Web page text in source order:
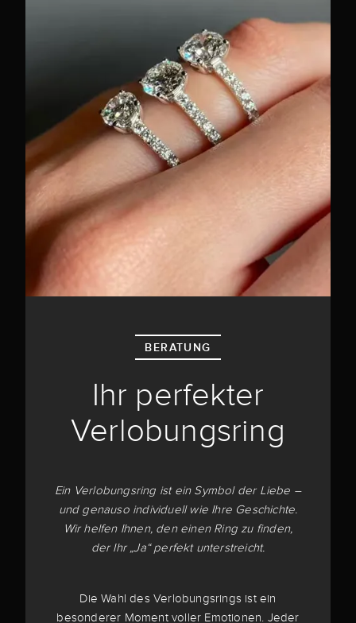
BERATUNG
Ihr perfekter
Verlobungsring
Ein Verlobungsring ist ein Symbol der Liebe –
und genauso individuell wie Ihre Geschichte.
Wir helfen Ihnen, den einen Ring zu finden,
der Ihr „Ja“ perfekt unterstreicht.
Die Wahl des Verlobungsrings ist ein
besonderer Moment voller Emotionen. Jeder